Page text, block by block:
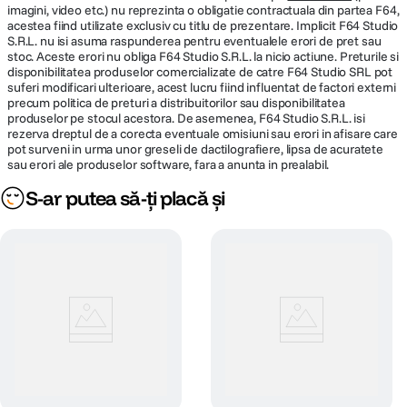
fortei cu doua tweetere umplu camera cu sunet. Iar Spatial Audio cu
Dolby Atmos creeaza o scena sonora tridimensionala.
Toate conexiunile corecte
MacBook Pro dispune de o gama puternica de porturi pentru conectarea
perifericelor de mare viteza, pentru afisaje de inalta rezolutie sau pentru
descarcarea directa a cardurilor SDXC. Si este compatibil atat cu Wi-Fi 6E,
cat si cu Bluetooth 5.3.
Securitate la o simpla atingere de deget
Siguranta prin proiectare. Datele privind amprentele dvs. digitale sunt
convertite intr-o reprezentare matematica criptata care ajuta la eliminarea
necesitatii de a retine parole.
Capacitate
memorie
18 GB
Memorie
integrata
18 GB
HARD DISK
Tip stocare SSD
MULTIMEDIA
imagini, video etc.) nu reprezinta o obligatie contractuala din partea F64,
acestea fiind utilizate exclusiv cu titlu de prezentare. Implicit F64 Studio
S.R.L. nu isi asuma raspunderea pentru eventualele erori de pret sau
stoc. Aceste erori nu obliga F64 Studio S.R.L. la nicio actiune. Preturile si
disponibilitatea produselor comercializate de catre F64 Studio SRL pot
suferi modificari ulterioare, acest lucru fiind influentat de factori externi
precum politica de preturi a distribuitorilor sau disponibilitatea
produselor pe stocul acestora. De asemenea, F64 Studio S.R.L. isi
rezerva dreptul de a corecta eventuale omisiuni sau erori in afisare care
pot surveni in urma unor greseli de dactilografiere, lipsa de acuratete
sau erori ale produselor software, fara a anunta in prealabil.
S-ar putea să-ți placă și